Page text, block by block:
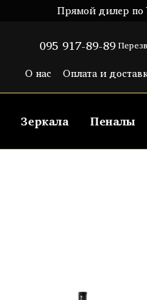
Прямой дилер по
095 917-89-89
О нас
Оплата и
Зеркала Пеналы